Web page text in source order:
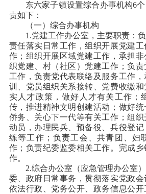
东六家子镇设置综合办事机构6
责如下：
（一）综合办事机构
1.党建工作办公室，主要职责：
责任落实日常工作，组织开展党建
作；组织开展区域党建工作，承担非
织党建、村（社区）党建工作；负
工作，负责党代表联络及服务工作
训、党员组织关系接转、党费收缴
实人才政策，做好人才有关工作；
传，推进精神文明创建活动；做好统
侨务、关心下一代等有关工作；组
动员，办理民兵、预备役、兵役登记
练等工作；负责工会、共青团、妇
作；负责纪委监委相关工作。完成
作。
2.综合办公室（应急管理办公室
委、政府日常事务，贯彻落实党政
依法行政、党务公开、政务信息公